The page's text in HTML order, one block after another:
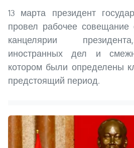
13 марта президент
провел рабочее совещание
канцелярии
иностранных дел и
котором были определены
предстоящий период.